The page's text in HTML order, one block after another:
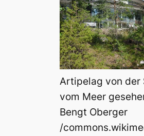
Artipelag von der
vom Meer
Bengt Oberger
/